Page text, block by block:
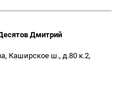
Дмитрий
Каширское ш., д.80 к.2,